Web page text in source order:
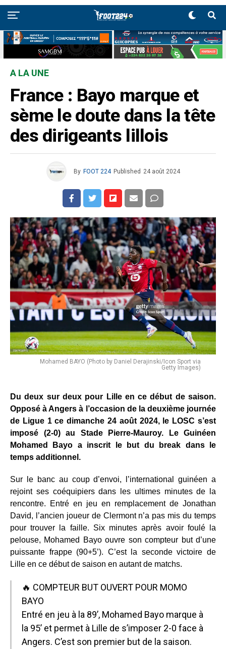
A LA UNE
France : Bayo marque et
sème le doute dans la tête
des dirigeants lillois
By FOOT 224 Published 24 août 2024
Mohamed BAYO (Photo by Daniel Derajinski/Icon Sport via
Getty Images)
Du deux sur deux pour Lille en ce début de saison.
Opposé à Angers à l’occasion de la deuxième journée
de Ligue 1 ce dimanche 24 août 2024, le LOSC s’est
imposé (2-0) au Stade Pierre-Mauroy. Le Guinéen
Mohamed Bayo a inscrit le but du break dans le
temps additionnel.
Sur le banc au coup d’envoi, l’international guinéen a
rejoint ses coéquipiers dans les ultimes minutes de la
rencontre. Entré en jeu en remplacement de Jonathan
David, l’ancien joueur de Clermont n’a pas mis du temps
pour trouver la faille. Six minutes après avoir foulé la
pelouse, Mohamed Bayo ouvre son compteur but d’une
puissante frappe (90+5’). C’est la seconde victoire de
Lille en ce début de saison en autant de matchs.
🔥 COMPTEUR BUT OUVERT POUR MOMO
BAYO
Entré en jeu à la 89’, Mohamed Bayo marque à
la 95’ et permet à Lille de s’imposer 2-0 face à
Angers. C’est son premier but de la saison.